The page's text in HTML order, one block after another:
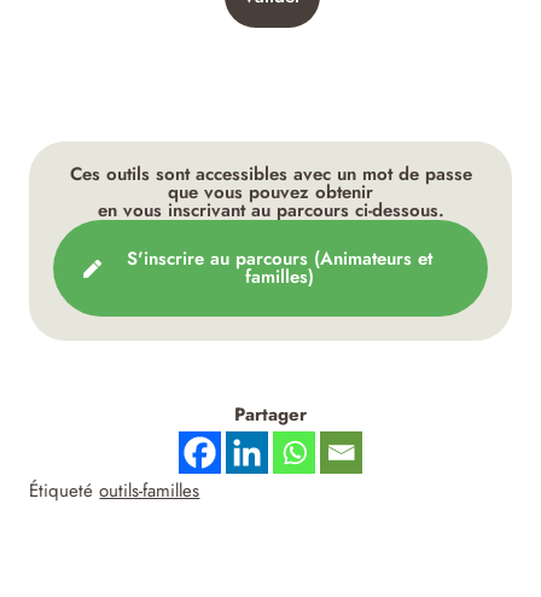
Ces outils sont accessibles avec un mot de passe
que vous pouvez obtenir
en vous inscrivant au parcours ci-dessous.
S'inscrire au parcours (Animateurs et
familles​)
Partager
Étiquetéoutils-familles